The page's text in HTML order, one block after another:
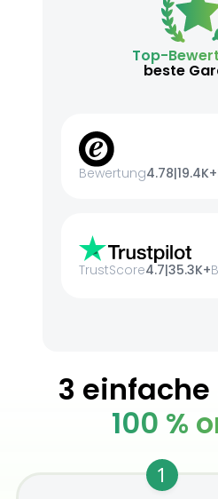
Top-
beste
Bewertung4.78|19.4K+
TrustScore4.7|35.3K+
3
100 %
1